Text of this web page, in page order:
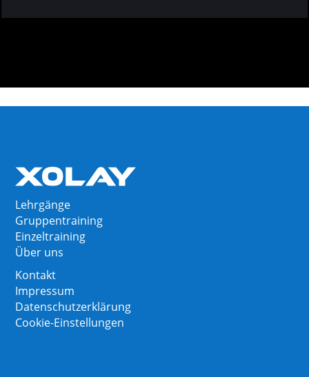
Lehrgänge
Gruppentraining
Einzeltraining
Über uns
Kontakt
Impressum
Datenschutzerklärung
Cookie-Einstellungen